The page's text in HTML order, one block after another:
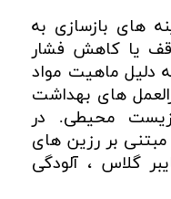
های بازسازی به
یا کاهش فشار
دلیل ماهیت مواد
های بهداشت
محیطی. در
بر رزین های
گلاس ، آلودگی